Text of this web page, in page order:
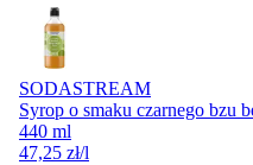
SODASTREAM
Syrop o smaku czarnego bzu
440 ml
47,25 zł/l